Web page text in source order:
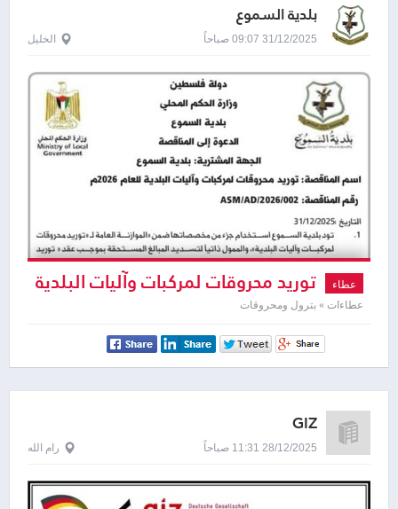
بلدية السموع
31/12/2025 09:07 صباحاً الخليل
عطاء توريد محروقات لمركبات وآليات البلدية
للعام 2026
عطاءات » بترول ومحروقات
GIZ
28/12/2025 11:31 صباحاً رام الله